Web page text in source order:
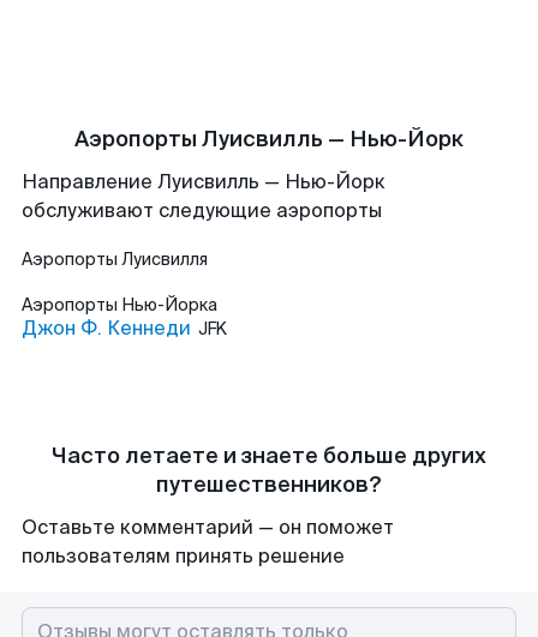
Аэропорты Луисвилль — Нью-Йорк
Направление Луисвилль — Нью-Йорк
обслуживают следующие аэропорты
Аэропорты Луисвилля
Аэропорты Нью-Йорка
Джон Ф. Кеннеди JFK
Часто летаете и знаете больше других
путешественников?
Оставьте комментарий — он поможет
пользователям принять решение